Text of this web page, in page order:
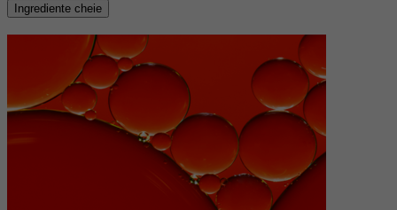
Ingrediente cheie